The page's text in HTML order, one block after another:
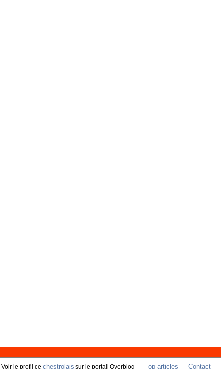
Voir le profil de chestrolais sur le portail Overblog Top articles Contact